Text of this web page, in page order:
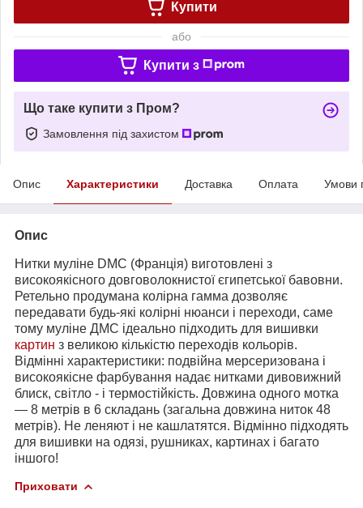
Купити
або
Купити з
Що таке купити з Пром?
Замовлення під захистом
Опис Характеристики Доставка Оплата Умови
Опис
Нитки муліне DMC (Франція) виготовлені з
високоякісного довговолокнистої єгипетської бавовни.
Ретельно продумана колірна гамма дозволяє
передавати будь-які колірні нюанси і переходи, саме
тому муліне ДМС ідеально підходить для вишивки
картин з великою кількістю переходів кольорів.
Відмінні характеристики: подвійна мерсеризована і
високоякісне фарбування надає нитками дивовижний
блиск, світло - і термостійкість. Довжина одного мотка
― 8 метрів в 6 складань (загальна довжина ниток 48
метрів). Не леняют і не кашлатятся. Відмінно підходять
для вишивки на одязі, рушниках, картинах і багато
іншого!
Приховати